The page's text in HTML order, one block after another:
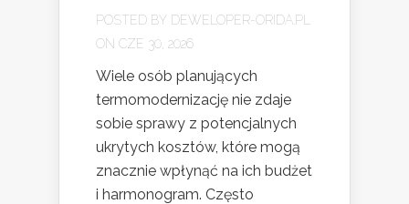
POSTED BY DEWELOPER-ORIDA.PL
ON CZE 30, 2026
Wiele osób planujących
termomodernizację nie zdaje
sobie sprawy z potencjalnych
ukrytych kosztów, które mogą
znacznie wpłynąć na ich budżet
i harmonogram. Często